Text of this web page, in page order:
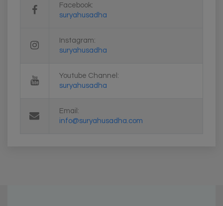
Facebook:
suryahusadha
Instagram:
suryahusadha
Youtube Channel:
suryahusadha
Email:
info@suryahusadha.com